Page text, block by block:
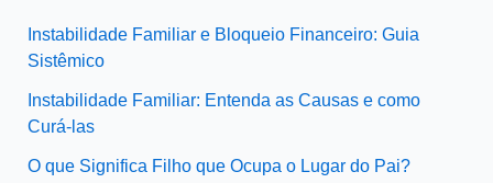
Instabilidade Familiar e Bloqueio Financeiro: Guia
Sistêmico
Instabilidade Familiar: Entenda as Causas e como
Curá-las
O que Significa Filho que Ocupa o Lugar do Pai?